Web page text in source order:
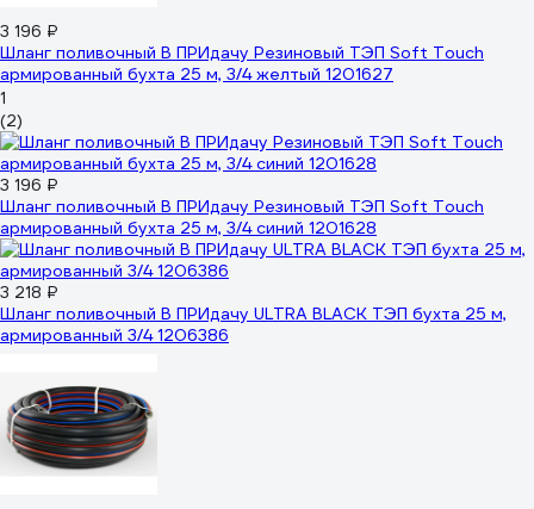
3 196 ₽
Шланг поливочный В ПРИдачу Резиновый ТЭП Soft Touch
армированный бухта 25 м, 3/4 желтый 1201627
1
(2)
3 196 ₽
Шланг поливочный В ПРИдачу Резиновый ТЭП Soft Touch
армированный бухта 25 м, 3/4 синий 1201628
3 218 ₽
Шланг поливочный В ПРИдачу ULTRA BLACK ТЭП бухта 25 м,
армированный 3/4 1206386